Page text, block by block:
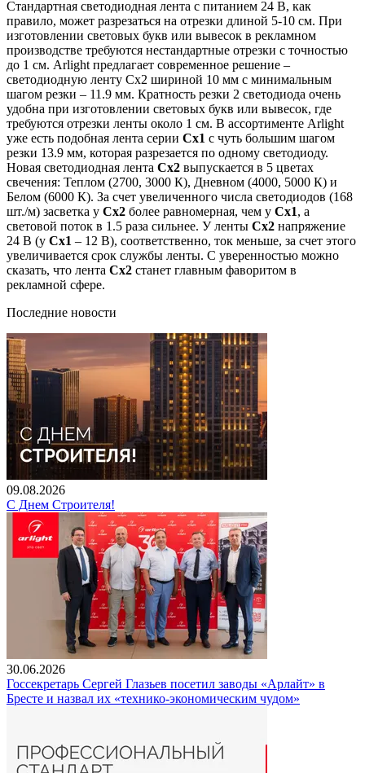
Стандартная светодиодная лента с питанием 24 В, как
правило, может разрезаться на отрезки длиной 5-10 см. При
изготовлении световых букв или вывесок в рекламном
производстве требуются нестандартные отрезки с точностью
до 1 см. Arlight предлагает современное решение –
светодиодную ленту Сх2 шириной 10 мм с минимальным
шагом резки – 11.9 мм. Кратность резки 2 светодиода очень
удобна при изготовлении световых букв или вывесок, где
требуются отрезки ленты около 1 см. В ассортименте Arlight
уже есть подобная лента серии Cx1 с чуть большим шагом
резки 13.9 мм, которая разрезается по одному светодиоду.
Новая светодиодная лента Сх2 выпускается в 5 цветах
свечения: Теплом (2700, 3000 К), Дневном (4000, 5000 К) и
Белом (6000 К). За счет увеличенного числа светодиодов (168
шт./м) засветка у Сх2 более равномерная, чем у Сх1, а
световой поток в 1.5 раза сильнее. У ленты Сх2 напряжение
24 В (у Сх1 – 12 В), соответственно, ток меньше, за счет этого
увеличивается срок службы ленты. С уверенностью можно
сказать, что лента Сх2 станет главным фаворитом в
рекламной сфере.
Последние новости
09.08.2026
С Днем Строителя!
30.06.2026
Госсекретарь Сергей Глазьев посетил заводы «Арлайт» в
Бресте и назвал их «технико-экономическим чудом»